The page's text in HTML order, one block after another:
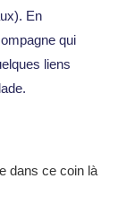
En
qui
liens
dans ce coin là